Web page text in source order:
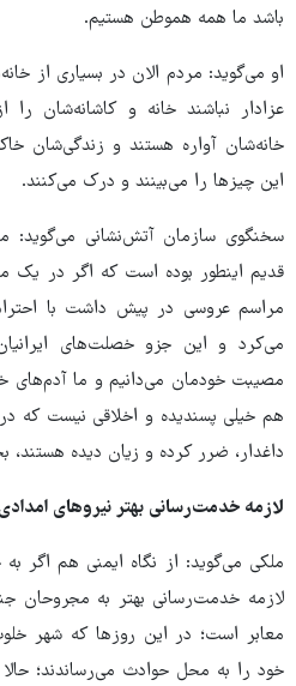
باشد ما همه هموطن هستیم.
او می‌گوید: مردم الان در بسیاری از
عزادار نباشند خانه و کاشانه‌شان
خانه‌شان آواره هستند و زندگی‌شان
این چیزها را می‌بینند و درک می‌کنند.
سخنگوی سازمان آتش‌نشانی می‌گوید:
قدیم اینطور بوده است که اگر در یک
مراسم عروسی در پیش داشت با
می‌کرد و این جزو خصلت‌های
مصیبت خودمان می‌دانیم و ما آدم‌های
هم خیلی پسندیده و اخلاقی نیست که
داغدار، ضرر کرده و زیان دیده هستند،
لازمه خدمت‌رسانی بهتر نیروهای
ملکی می‌گوید: از نگاه ایمنی هم اگر به
لازمه خدمت‌رسانی بهتر به مجروحان
معابر است؛ در این روزها که شهر
خود را به محل حوادث می‌رساندند؛